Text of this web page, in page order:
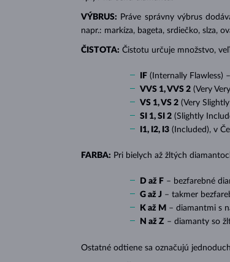
VÝBRUS: Práve správny výbrus
napr.: markíza, bageta, srdiečko, slza,
ČISTOTA: Čistotu určuje množstvo,
IF (Internally Flawless)
VVS 1, VVS 2 (Very
VS 1, VS 2 (Very
SI 1, SI 2 (Slightly
I1, I2, I3 (Included), v
FARBA: Pri bielych až žltých
D až F – bezfarebné
G až J – takmer
K až M – diamantmi s
N až Z – diamanty so
Ostatné odtiene sa označujú